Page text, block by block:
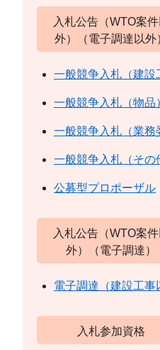
入札公告（WTO案件
外）（電子調達以外
一般競争入札（建設
一般競争入札（物品
一般競争入札（業務
一般競争入札（その
公募型プロポーザル
入札公告（WTO案件
外）（電子調達）
電子調達（建設工事
入札参加資格